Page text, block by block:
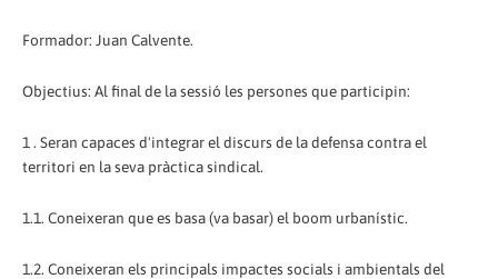
Formador: Juan Calvente.
Objectius: Al final de la sessió les persones que participin:
1 . Seran capaces d'integrar el discurs de la defensa contra el
territori en la seva pràctica sindical.
1.1. Coneixeran que es basa (va basar) el boom urbanístic.
1.2. Coneixeran els principals impactes socials i ambientals del